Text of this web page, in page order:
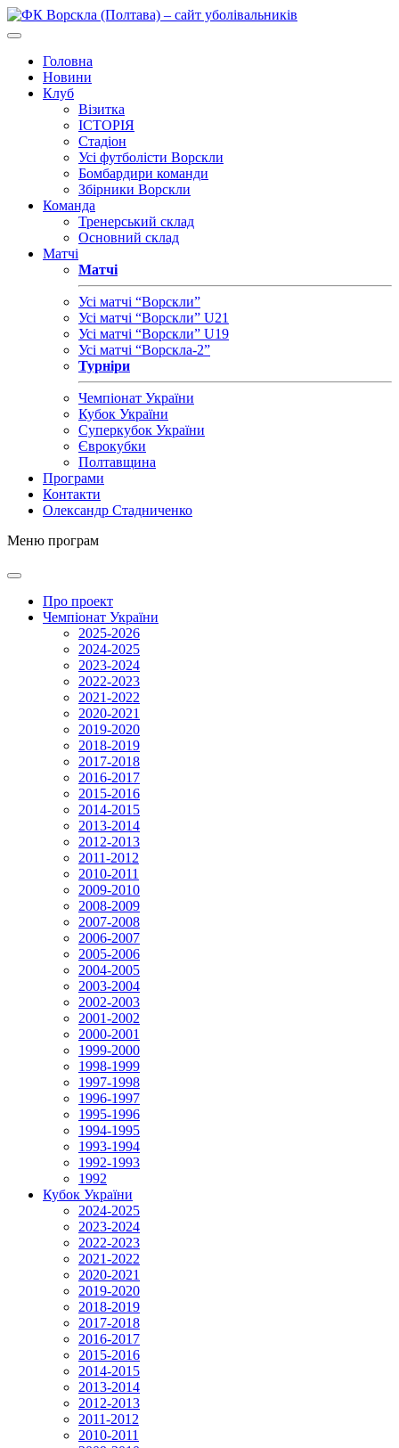
Головна
Новини
Клуб
Візитка
ІСТОРІЯ
Стадіон
Усі футболісти Ворскли
Бомбардири команди
Збірники Ворскли
Команда
Тренерський склад
Основний склад
Матчі
Матчі
Усі матчі “Ворскли”
Усі матчі “Ворскли” U21
Усі матчі “Ворскли” U19
Усі матчі “Ворскла-2”
Турніри
Чемпіонат України
Кубок України
Суперкубок України
Єврокубки
Полтавщина
Програми
Контакти
Олександр Стадниченко
Меню програм
Про проект
Чемпіонат України
2025-2026
2024-2025
2023-2024
2022-2023
2021-2022
2020-2021
2019-2020
2018-2019
2017-2018
2016-2017
2015-2016
2014-2015
2013-2014
2012-2013
2011-2012
2010-2011
2009-2010
2008-2009
2007-2008
2006-2007
2005-2006
2004-2005
2003-2004
2002-2003
2001-2002
2000-2001
1999-2000
1998-1999
1997-1998
1996-1997
1995-1996
1994-1995
1993-1994
1992-1993
1992
Кубок України
2024-2025
2023-2024
2022-2023
2021-2022
2020-2021
2019-2020
2018-2019
2017-2018
2016-2017
2015-2016
2014-2015
2013-2014
2012-2013
2011-2012
2010-2011